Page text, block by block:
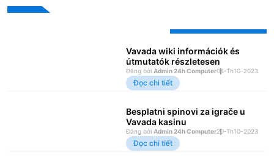
Vavada wiki információk és
útmutatók részletesen
Đăng bởi Admin 24h Computer04-Th10-2023
Đọc chi tiết
Besplatni spinovi za igrače u
Vavada kasinu
Đăng bởi Admin 24h Computer20-Th10-2023
Đọc chi tiết